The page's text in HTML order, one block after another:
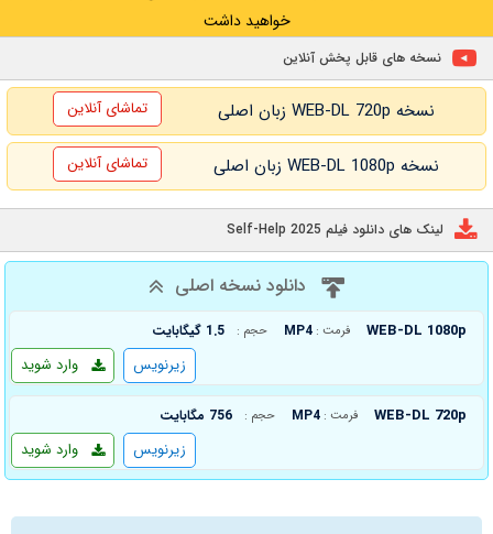
خواهید داشت
نسخه های قابل پخش آنلاین
نسخه WEB-DL 720p زبان اصلی تماشای آنلاین
نسخه WEB-DL 1080p زبان اصلی تماشای آنلاین
لینک های دانلود فیلم Self-Help 2025
دانلود نسخه اصلی
WEB-DL 1080p فرمت : MP4 حجم : 1.5 گیگابایت
وارد شوید زیرنویس
WEB-DL 720p فرمت : MP4 حجم : 756 مگابایت
وارد شوید زیرنویس